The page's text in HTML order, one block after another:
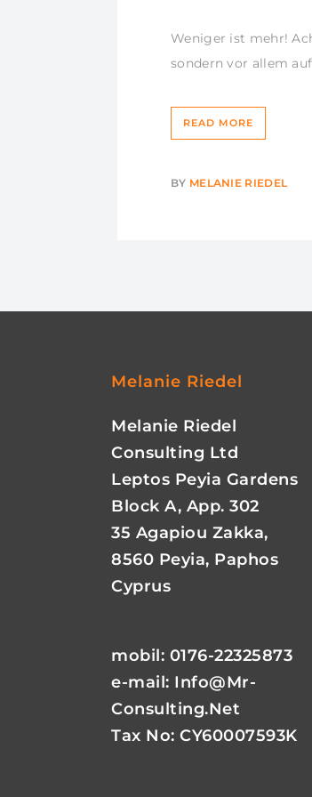
Weniger ist mehr!
sondern vor allem
READ MORE
BY MELANIE RIEDEL
Melanie Riedel
Melanie Riedel
Consulting Ltd
Leptos Peyia Gardens
Block A, App. 302
35 Agapiou Zakka,
8560 Peyia, Paphos
Cyprus
mobil: 0176-22325873
e-mail: Info@mr-
Consulting.net
Tax No: CY60007593K